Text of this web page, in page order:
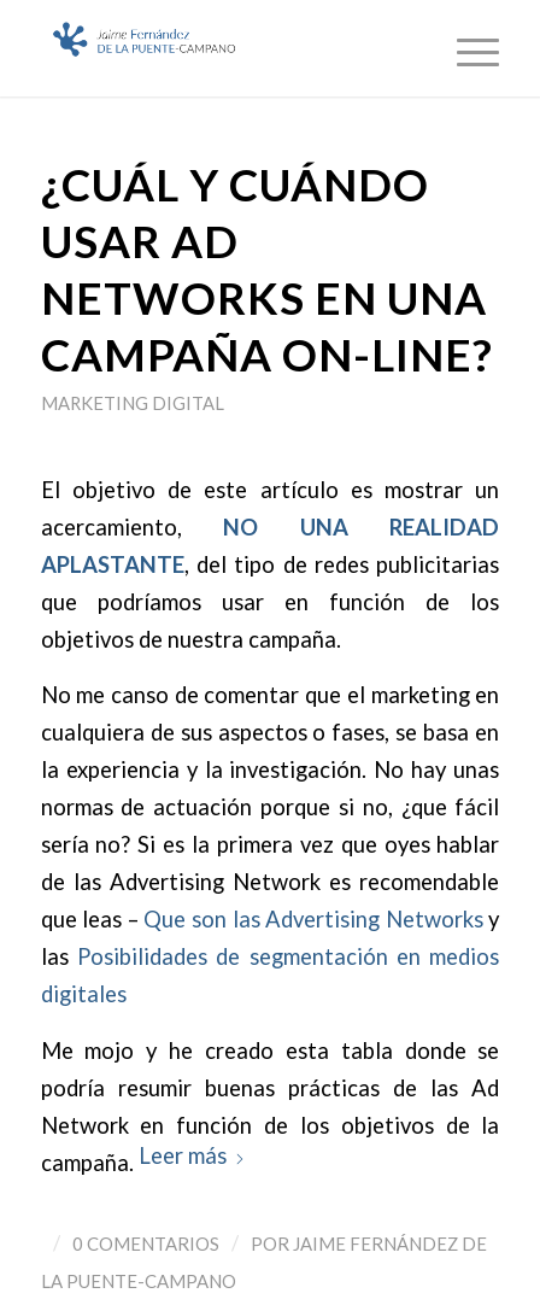
¿CUÁL Y CUÁNDO
USAR AD
NETWORKS EN UNA
CAMPAÑA ON-LINE?
MARKETING DIGITAL
El objetivo de este artículo es mostrar un
acercamiento, NO UNA REALIDAD
APLASTANTE, del tipo de redes publicitarias
que podríamos usar en función de los
objetivos de nuestra campaña.
No me canso de comentar que el marketing en
cualquiera de sus aspectos o fases, se basa en
la experiencia y la investigación. No hay unas
normas de actuación porque si no, ¿que fácil
sería no? Si es la primera vez que oyes hablar
de las Advertising Network es recomendable
que leas – Que son las Advertising Networksy
las Posibilidades de segmentación en medios
digitales
Me mojo y he creado esta tabla donde se
podría resumir buenas prácticas de las Ad
Network en función de los objetivos de la
campaña. Leer más
/ 0 COMENTARIOS / POR JAIME FERNÁNDEZ DE
LA PUENTE-CAMPANO